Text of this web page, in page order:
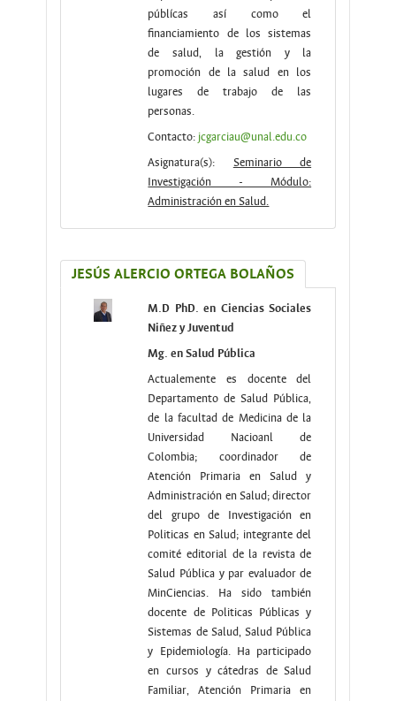
públícas así como el
financiamiento de los sistemas
de salud, la gestión y la
promoción de la salud en los
lugares de trabajo de las
personas.
Contacto: jcgarciau@unal.edu.co
Asignatura(s): Seminario de
Investigación - Módulo:
Administración en Salud.
JESÚS ALERCIO ORTEGA BOLAÑOS
M.D PhD. en Ciencias Sociales
Niñez y Juventud
Mg. en Salud Pública
Actualemente es docente del
Departamento de Salud Pública,
de la facultad de Medicina de la
Universidad Nacioanl de
Colombia; coordinador de
Atención Primaria en Salud y
Administración en Salud; director
del grupo de Investigación en
Politicas en Salud; integrante del
comité editorial de la revista de
Salud Pública y par evaluador de
MinCiencias. Ha sido también
docente de Politicas Públicas y
Sistemas de Salud, Salud Pública
y Epidemiología. Ha participado
en cursos y cátedras de Salud
Familiar, Atención Primaria en